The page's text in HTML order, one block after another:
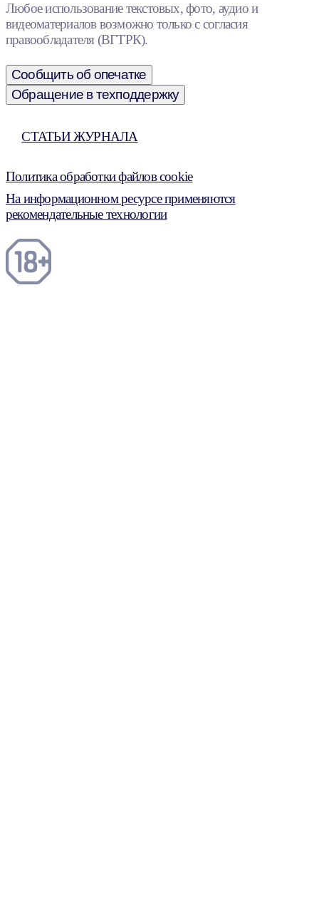
Любое использование текстовых, фото, аудио и
видеоматериалов возможно только с согласия
правообладателя (ВГТРК).
Сообщить об опечатке
Обращение в техподдержку
СТАТЬИ ЖУРНАЛА
Политика обработки файлов cookie
На информационном ресурсе применяются
рекомендательные технологии